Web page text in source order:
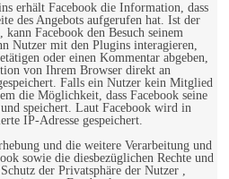
erhält Facebook die Information, dass
des Angebots aufgerufen hat. Ist der
Facebook den Besuch seinem
Nutzer mit den Plugins interagieren,
oder einen Kommentar abgeben,
von Ihrem Browser direkt an
Falls ein Nutzer kein Mitglied
die Möglichkeit, dass Facebook seine
speichert. Laut Facebook wird in
IP-Adresse gespeichert.
und die weitere Verarbeitung und
sowie die diesbezüglichen Rechte und
der Privatsphäre der Nutzer ,